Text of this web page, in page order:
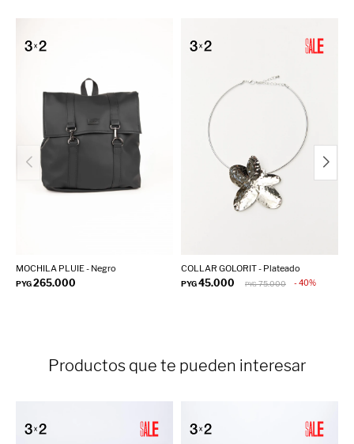
MOCHILA PLUIE - Negro
PYG265.000
COLLAR GOLORIT - Plateado
PYG45.000 PYG 75.000 40
Productos que te pueden interesar